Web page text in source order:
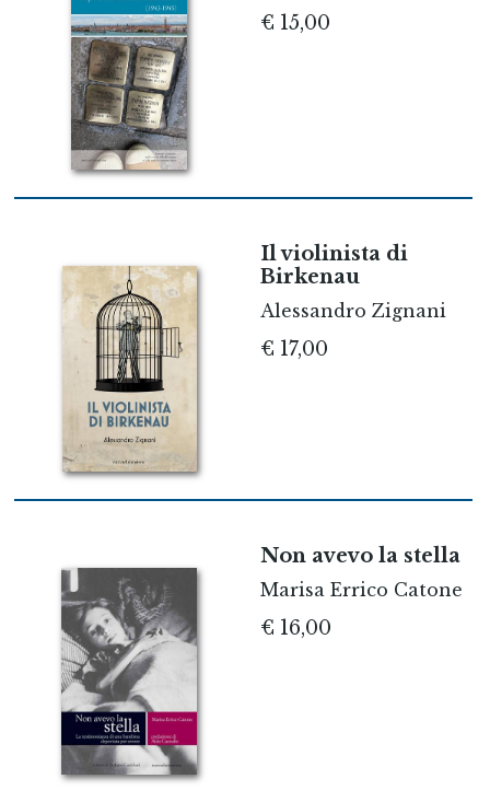
€ 15,00
Il violinista di
Birkenau
Alessandro Zignani
€ 17,00
Non avevo la stella
Marisa Errico Catone
€ 16,00